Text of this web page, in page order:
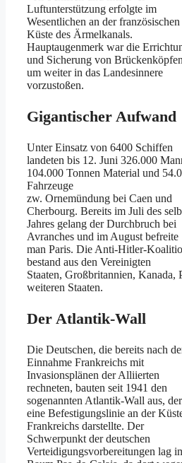
Luftunterstützung erfolgte im
Wesentlichen an der französischen
Küste des Ärmelkanals.
Hauptaugenmerk war die
und Sicherung von
um weiter in das Landesinnere
vorzustoßen.
Gigantischer Aufwand
Unter Einsatz von 6400 Schiffen
landeten bis 12. Juni 326.000
104.000 Tonnen Material und
Fahrzeuge
zw. Ornemündung bei Caen und
Cherbourg. Bereits im Juli des
Jahres gelang der Durchbruch bei
Avranches und im August befreite
man Paris. Die Anti-Hitler-
bestand aus den Vereinigten
Staaten, Großbritannien,
weiteren Staaten.
Der Atlantik-Wall
Die Deutschen, die bereits nach
Einnahme Frankreichs mit
Invasionsplänen der Alliierten
rechneten, bauten seit 1941 den
sogenannten Atlantik-Wall aus, der
eine Befestigungslinie an der
Frankreichs darstellte. Der
Schwerpunkt der deutschen
Verteidigungsvorbereitungen lag